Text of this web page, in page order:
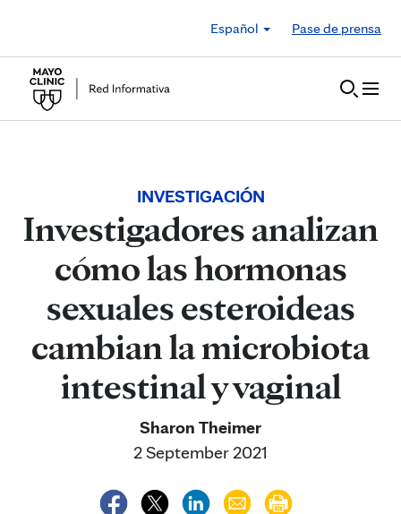
Español
Pase de prensa
INVESTIGACIÓN
Investigadores analizan
cómo las hormonas
sexuales esteroideas
cambian la microbiota
intestinal y vaginal
Sharon Theimer
2 September 2021